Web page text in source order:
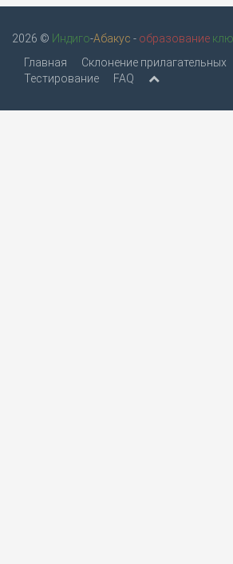
2026 © Индиго-Абакус - образование
Главная
Склонение прилагательных
Тестирование
FAQ